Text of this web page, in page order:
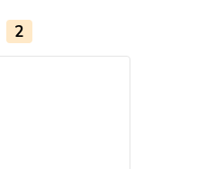
2